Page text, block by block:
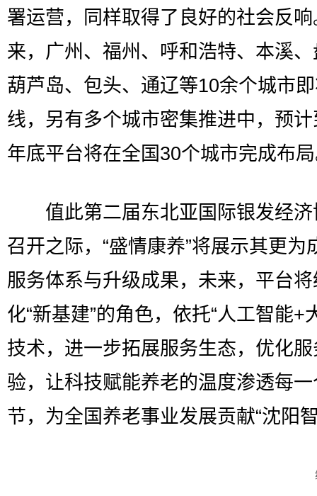
署运营，同样取得了良好的社会反
来，广州、福州、呼和浩特、本溪
葫芦岛、包头、通辽等10余个城市
线，另有多个城市密集推进中，预
年底平台将在全国30个城市完成布
值此第二届东北亚国际银发经济
召开之际，“盛情康养”将展示其更为
服务体系与升级成果，未来，平台
化“新基建”的角色，依托“人工智能+
技术，进一步拓展服务生态，优化
验，让科技赋能养老的温度渗透每
节，为全国养老事业发展贡献“沈阳